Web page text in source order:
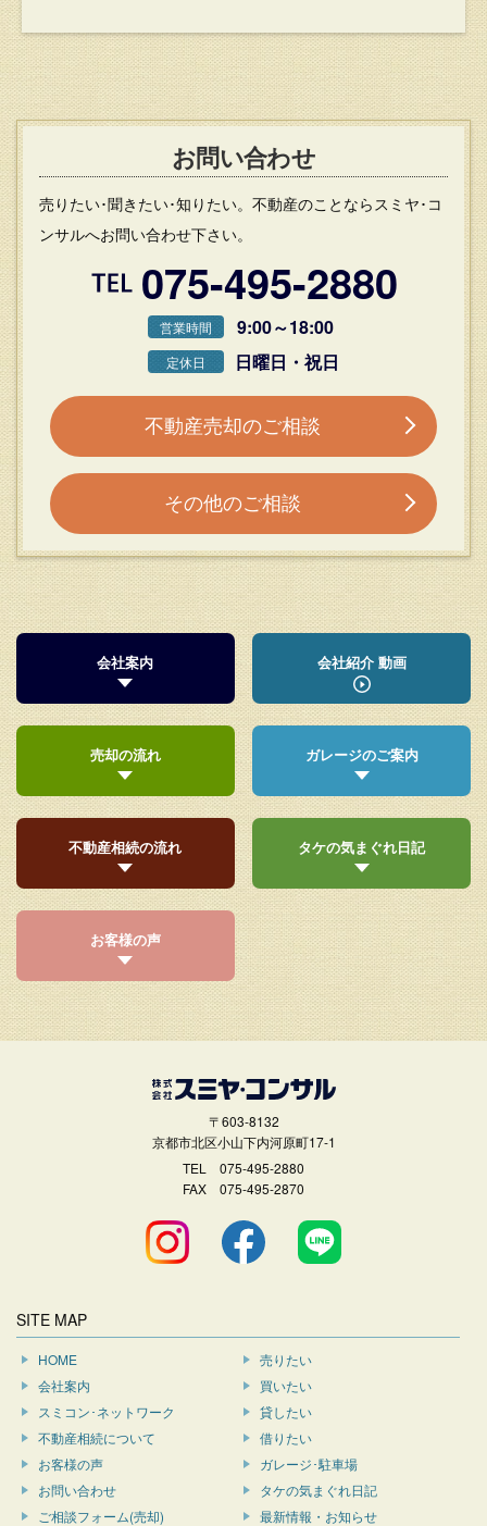
お問い合わせ
売りたい･聞きたい･知りたい。不動産のことならスミヤ･コ
ンサルへお問い合わせ下さい。
075-495-2880
営業時間 9:00～18:00
定休日 日曜日・祝日
不動産売却のご相談
その他のご相談
会社案内 会社紹介 動画
売却の流れ ガレージのご案内
不動産相続の流れ タケの気まぐれ日記
お客様の声
〒603-8132
京都市北区小山下内河原町17-1
TEL 075-495-2880
FAX 075-495-2870
SITE MAP
HOME
会社案内
スミコン･ネットワーク
不動産相続について
お客様の声
売りたい
買いたい
貸したい
借りたい
ガレージ･駐車場
お問い合わせ
ご相談フォーム(売却)
タケの気まぐれ日記
最新情報・お知らせ